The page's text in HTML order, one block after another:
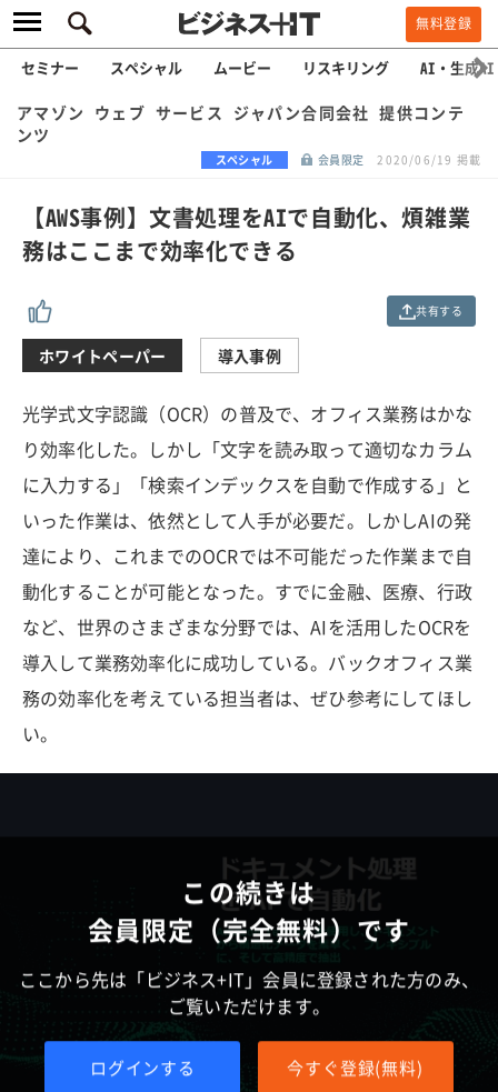
無料登録
セミナー スペシャル ムービー リスキリング AI・生成AI
アマゾン ウェブ サービス ジャパン合同会社 提供コンテ
ンツ
スペシャル 会員限定 2020/06/19 掲載
【AWS事例】文書処理をAIで自動化、煩雑業
務はここまで効率化できる
共有する
ホワイトペーパー 導入事例
光学式文字認識（OCR）の普及で、オフィス業務はかな
り効率化した。しかし「文字を読み取って適切なカラム
に入力する」「検索インデックスを自動で作成する」と
いった作業は、依然として人手が必要だ。しかしAIの発
達により、これまでのOCRでは不可能だった作業まで自
動化することが可能となった。すでに金融、医療、行政
など、世界のさまざまな分野では、AIを活用したOCRを
導入して業務効率化に成功している。バックオフィス業
務の効率化を考えている担当者は、ぜひ参考にしてほし
い。
この続きは
会員限定（完全無料）です
ここから先は「ビジネス+IT」会員に登録された方のみ、
ご覧いただけます。
ログインする 今すぐ登録(無料)